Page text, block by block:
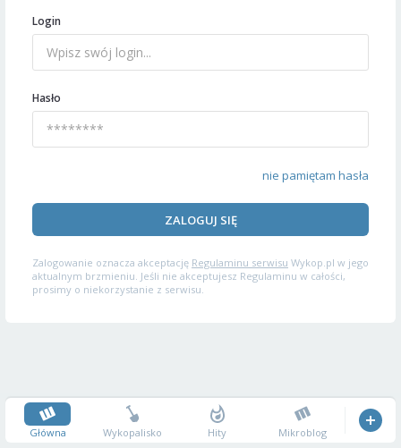
Login
Hasło
nie pamiętam hasła
ZALOGUJ SIĘ
Zalogowanie oznacza akceptację Regulaminu serwisu Wykop.pl w jego
aktualnym brzmieniu. Jeśli nie akceptujesz Regulaminu w całości,
prosimy o niekorzystanie z serwisu.
Główna Wykopalisko Hity Mikroblog